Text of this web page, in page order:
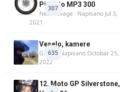
307
Piaggio MP3 300
Nesasavage · Napisano Jul 3,
2021
635
Veselo, kamere
GR 46· NapisanoOctobar 25,
2022
12. Moto GP Silverstone,